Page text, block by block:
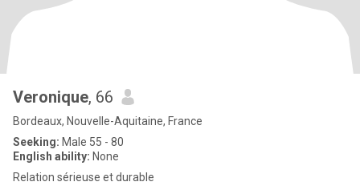
Veronique, 66
Bordeaux, Nouvelle-Aquitaine, France
Seeking: Male 55 - 80
English ability: None
Relation sérieuse et durable